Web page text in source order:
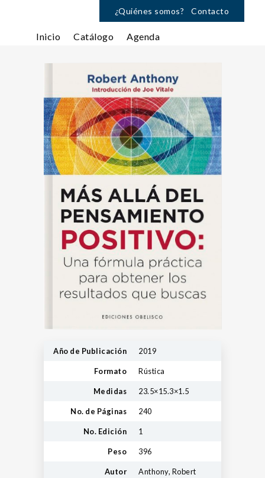
¿Quiénes somos? Contacto
Inicio Catálogo Agenda
Año de Publicación 2019
Formato Rústica
Medidas 23.5×15.3×1.5
No. de Páginas 240
No. Edición 1
Peso 396
Autor Anthony, Robert